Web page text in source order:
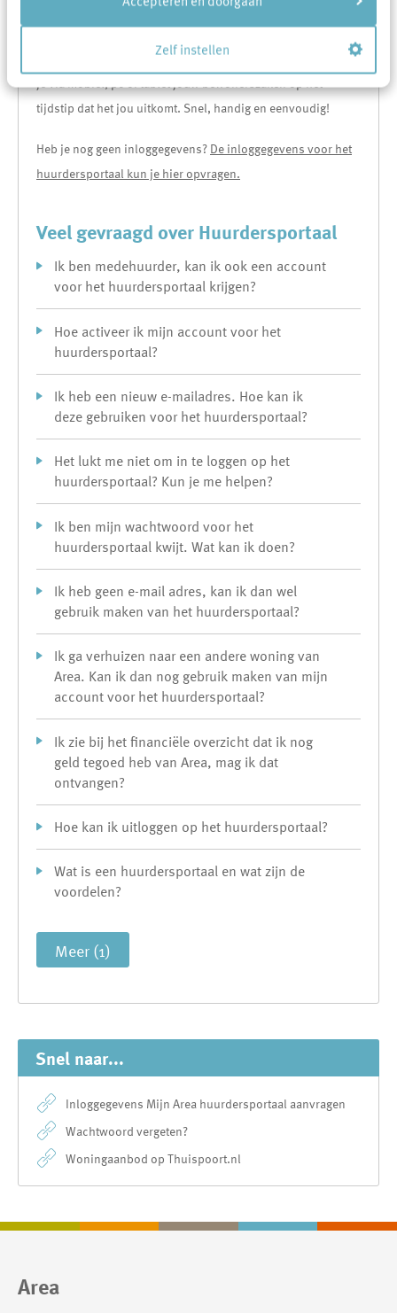
Zelf instellen
bij de bank of de zorgverzekeraar.
Log in met jouw persoonlijke e-mailadres en profiteer van de
voordelen van het huurdersportaal van Area. Vanaf nu regel
je via mobiel, pc of tablet jouw bewonerszaken op het
tijdstip dat het jou uitkomt. Snel, handig en eenvoudig!
Heb je nog geen inloggegevens?De inloggegevens voor het
huurdersportaal kun je hier opvragen.
Veel gevraagd over Huurdersportaal
Ik ben medehuurder, kan ik ook een account
voor het huurdersportaal krijgen?
Hoe activeer ik mijn account voor het
huurdersportaal?
Ik heb een nieuw e-mailadres. Hoe kan ik
deze gebruiken voor het huurdersportaal?
Het lukt me niet om in te loggen op het
huurdersportaal? Kun je me helpen?
Ik ben mijn wachtwoord voor het
huurdersportaal kwijt. Wat kan ik doen?
Ik heb geen e-mail adres, kan ik dan wel
gebruik maken van het huurdersportaal?
Ik ga verhuizen naar een andere woning van
Area. Kan ik dan nog gebruik maken van mijn
account voor het huurdersportaal?
Ik zie bij het financiële overzicht dat ik nog
geld tegoed heb van Area, mag ik dat
ontvangen?
Hoe kan ik uitloggen op het huurdersportaal?
Wat is een huurdersportaal en wat zijn de
voordelen?
Meer (1)
Snel naar...
Inloggegevens Mijn Area huurdersportaal aanvragen
Wachtwoord vergeten?
Woningaanbod op Thuispoort.nl
Contactinformatie
Area